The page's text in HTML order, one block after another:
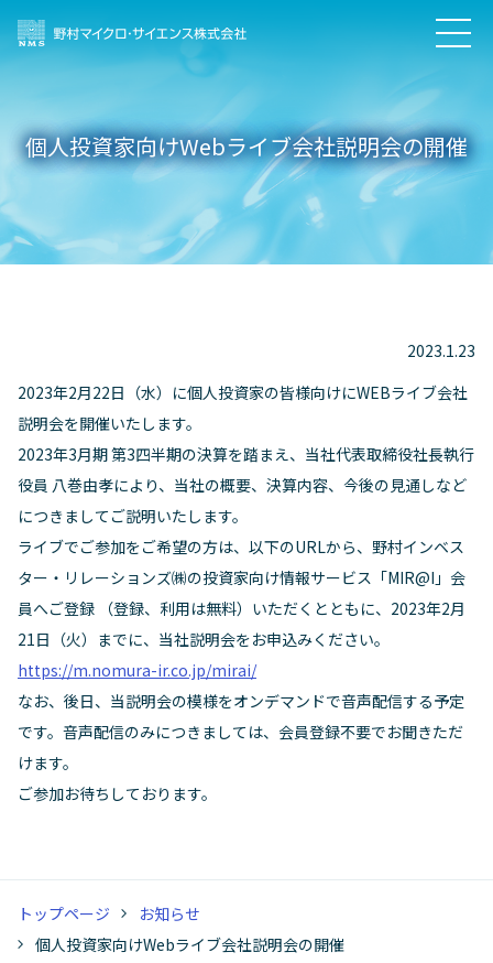
個人投資家向けWebライブ会社説明会の開催
2023.1.23
2023年2月22日（水）に個人投資家の皆様向けにWEBライブ会社
説明会を開催いたします。
2023年3月期 第3四半期の決算を踏まえ、当社代表取締役社長執行
役員 八巻由孝により、当社の概要、決算内容、今後の見通しなど
につきましてご説明いたします。
ライブでご参加をご希望の方は、以下のURLから、野村インベス
ター・リレーションズ㈱の投資家向け情報サービス「MIR@I」会
員へご登録 （登録、利用は無料）いただくとともに、2023年2月
21日（火）までに、当社説明会をお申込みください。
https://m.nomura-ir.co.jp/mirai/
なお、後日、当説明会の模様をオンデマンドで音声配信する予定
です。音声配信のみにつきましては、会員登録不要でお聞きただ
けます。
ご参加お待ちしております。
トップページ
お知らせ
個人投資家向けWebライブ会社説明会の開催